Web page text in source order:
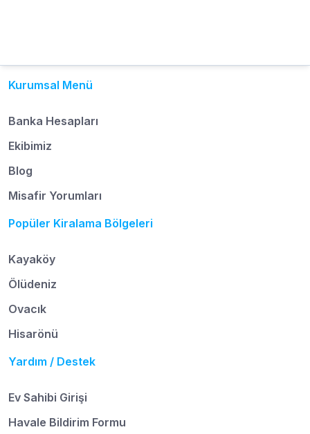
Kurumsal Menü
Banka Hesapları
Ekibimiz
Blog
Misafir Yorumları
Popüler Kiralama Bölgeleri
Kayaköy
Ölüdeniz
Ovacık
Hisarönü
Yardım / Destek
Ev Sahibi Girişi
Havale Bildirim Formu